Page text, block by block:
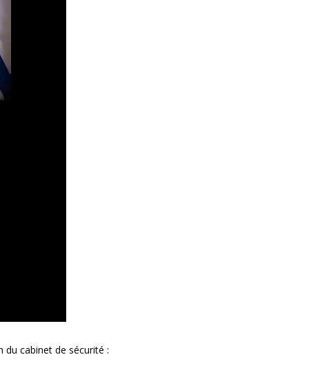
du cabinet de sécurité :